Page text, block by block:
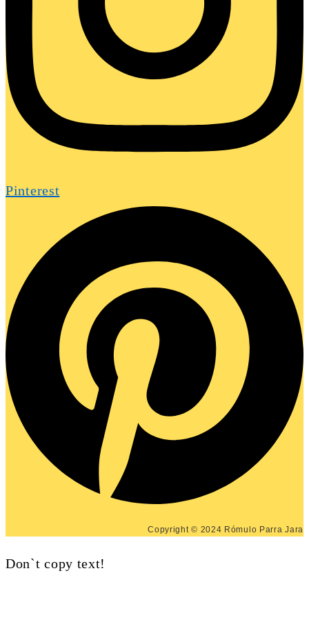
Pinterest
Copyright © 2024 Rómulo Parra Jara
Don`t copy text!